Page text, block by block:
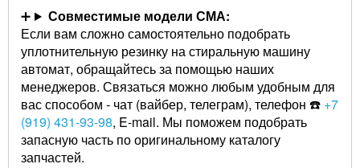
Совместимые модели СМА:
Если вам сложно самостоятельно подобрать
уплотнительную резинку на стиральную машину
автомат, обращайтесь за помощью наших
менеджеров. Связаться можно любым удобным для
вас способом - чат (вайбер, телеграм), телефон ☎️ +7
(919) 431-93-98, E-mail. Мы поможем подобрать
запасную часть по оригинальному каталогу
запчастей.